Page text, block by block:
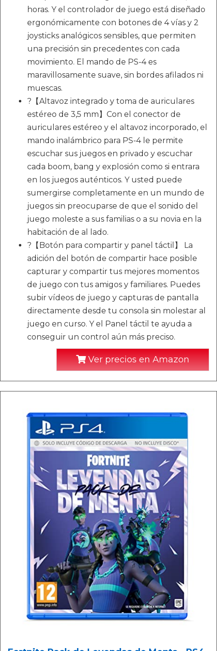
horas. Y el controlador de juego está diseñado
ergonómicamente con botones de 4 vías y 2
joysticks analógicos sensibles, que permiten
una precisión sin precedentes con cada
movimiento. El mando de PS-4 es
maravillosamente suave, sin bordes afilados ni
muescas.
?【Altavoz integrado y toma de auriculares
estéreo de 3,5 mm】Con el conector de
auriculares estéreo y el altavoz incorporado, el
mando inalámbrico para PS-4 le permite
escuchar sus juegos en privado y escuchar
cada boom, bang y explosión como si entrara
en los juegos auténticos. Y usted puede
sumergirse completamente en un mundo de
juegos sin preocuparse de que el sonido del
juego moleste a sus familias o a su novia en la
habitación de al lado.
?【Botón para compartir y panel táctil】 La
adición del botón de compartir hace posible
capturar y compartir tus mejores momentos
de juego con tus amigos y familiares. Puedes
subir vídeos de juego y capturas de pantalla
directamente desde tu consola sin molestar al
juego en curso. Y el Panel táctil te ayuda a
conseguir un control aún más preciso.
Ver precios en Amazon